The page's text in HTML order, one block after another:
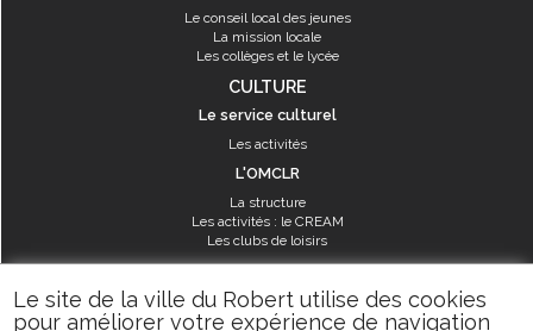
Le site de la ville du Robert utilise des cookies
pour améliorer votre expérience de navigation
Le conseil local des jeunes
La mission locale
Les collèges et le lycée
CULTURE
Le service culturel
Les activités
L'OMCLR
La structure
Les activités : le CREAM
Les clubs de loisirs
SPORT
Les équipements sportifs